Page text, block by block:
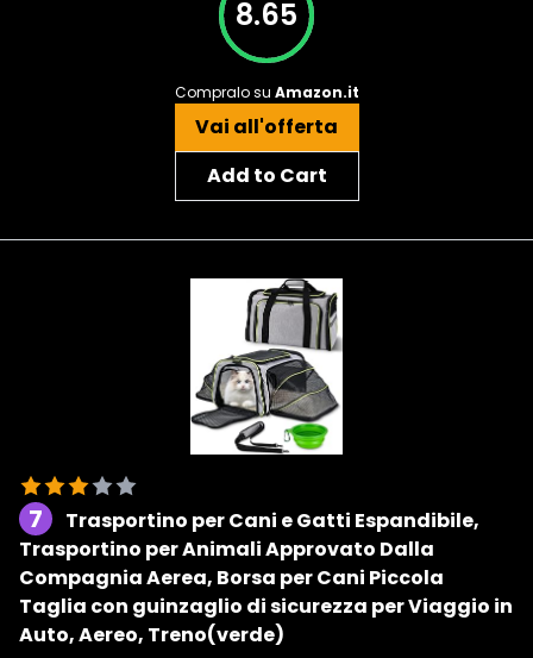
8.65
Compralo su Amazon.it
Vai all'offerta
Add to Cart
7
Trasportino per Cani e Gatti Espandibile,
Trasportino per Animali Approvato Dalla
Compagnia Aerea, Borsa per Cani Piccola
Taglia con guinzaglio di sicurezza per Viaggio in
Auto, Aereo, Treno(verde)